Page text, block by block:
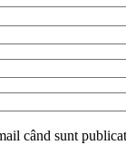
când sunt